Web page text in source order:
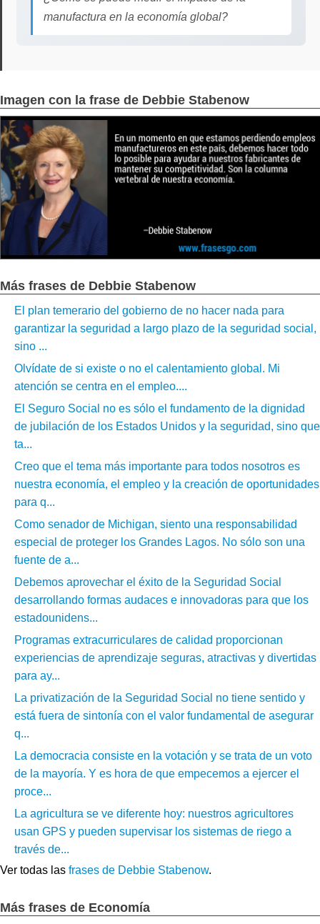
manufactura en la economía global?
Imagen con la frase de Debbie Stabenow
Más frases de Debbie Stabenow
El plan temerario del gobierno de no hacer nada para
garantizar la seguridad a largo plazo de la seguridad social,
sino ...
Olvídate de si existe o no el calentamiento global. Mi
atención se centra en el empleo....
El Seguro Social no es sólo el fundamento de la dignidad
de jubilación de los Estados Unidos y la seguridad, sino que
ta...
Creo que el tema más importante para todos nosotros es
nuestra economía, el empleo y la creación de oportunidades
para q...
Como senador de Michigan, siento una responsabilidad
especial de proteger los Grandes Lagos. No sólo son una
fuente de a...
Debemos aprovechar el éxito de la Seguridad Social
desarrollando formas audaces e innovadoras para que los
estadounidens...
Programas extracurriculares de calidad proporcionan
experiencias de aprendizaje seguras, atractivas y divertidas
para ay...
La privatización de la Seguridad Social no tiene sentido y
está fuera de sintonía con el valor fundamental de asegurar
q...
La democracia consiste en la votación y se trata de un voto
de la mayoría. Y es hora de que empecemos a ejercer el
proce...
La agricultura se ve diferente hoy: nuestros agricultores
usan GPS y pueden supervisar los sistemas de riego a
través de...
Ver todas las frases de Debbie Stabenow.
Más frases de Economía